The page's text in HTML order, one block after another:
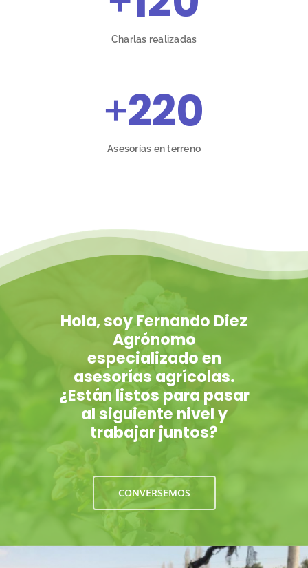
Charlas realizadas
+220
Asesorías en terreno
Hola, soy Fernando Diez
Agrónomo
especializado en
asesorías agrícolas.
¿Están listos para pasar
al siguiente nivel y
trabajar juntos?
CONVERSEMOS